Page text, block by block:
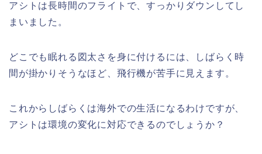
アシトは長時間のフライトで、すっかりダウンしてし
まいました。
どこでも眠れる図太さを身に付けるには、しばらく時
間が掛かりそうなほど、飛行機が苦手に見えます。
これからしばらくは海外での生活になるわけですが、
アシトは環境の変化に対応できるのでしょうか？